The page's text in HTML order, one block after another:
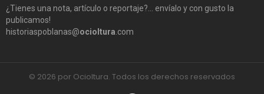
¿Tienes una nota, artículo o reportaje?… envíalo y con gusto la
publicamos!
historiaspoblanas@ocioltura .com
© 2026 por Ocioltura. Todos los derechos reservados